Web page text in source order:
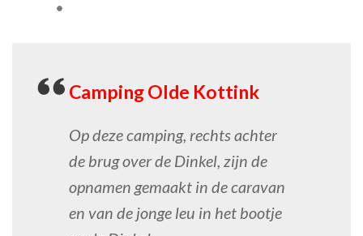
Camping Olde Kottink
Op deze camping, rechts achter
de brug over de Dinkel, zijn de
opnamen gemaakt in de caravan
en van de jonge leu in het bootje